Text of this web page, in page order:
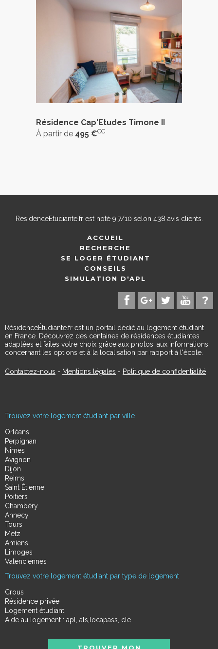
Résidence Cap'Etudes Timone II
À partir de 495 €CC
ResidenceEtudiante.frest noté 9,7/10 selon 438 avis clients.
ACCUEIL
RECHERCHE
SE LOGER ÉTUDIANT
CONSEILS
SIMULATION D'APL
RésidenceÉtudiante.fr est un portail dédié au logement étudiant
en France. Découvrez des centaines de résidences étudiantes
adaptées et faites votre choix grâce aux photos, aux informations
concernant les options et à la localisation par rapport à l'école.
Contactez-nous - Mentions légales - Politique de confidentialité
Trouvez votre logement étudiant par ville
Orléans
Perpignan
Nimes
Avignon
Dijon
Reims
Saint Étienne
Poitiers
Chambéry
Annecy
Tours
Metz
Amiens
Limoges
Valenciennes
Trouvez votre logement étudiant par type de logement
Crous
Résidence privée
Logement étudiant
Aide au logement : apl, als,locapass, cle
TROUVER MON